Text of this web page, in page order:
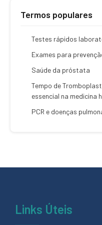
Termos populares
Testes rápidos
Exames para
Saúde da próstata
Tempo de
essencial na medicina
PCR e doenças
Links Úteis